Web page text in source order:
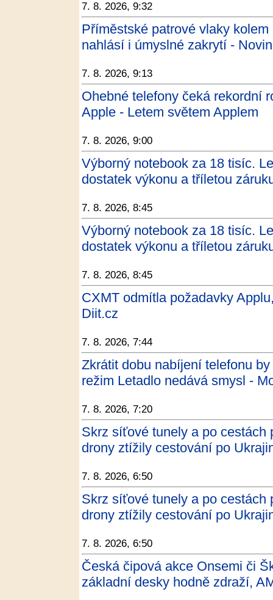
7. 8. 2026, 9:32
Příměstské patrové vlaky
nahlásí i úmyslné zakrytí -
7. 8. 2026, 9:13
Ohebné telefony čeká rekordní
Apple - Letem světem Applem
7. 8. 2026, 9:00
Výborný notebook za 18 tisíc.
dostatek výkonu a tříletou
7. 8. 2026, 8:45
Výborný notebook za 18 tisíc.
dostatek výkonu a tříletou
7. 8. 2026, 8:45
CXMT odmítla požadavky
Diit.cz
7. 8. 2026, 7:44
Zkrátit dobu nabíjení telefonu
režim Letadlo nedává smysl -
7. 8. 2026, 7:20
Skrz síťové tunely a po
drony ztížily cestování po
7. 8. 2026, 6:50
Skrz síťové tunely a po
drony ztížily cestování po
7. 8. 2026, 6:50
Česká čipová akce Onsemi či
základní desky hodně zdraží,